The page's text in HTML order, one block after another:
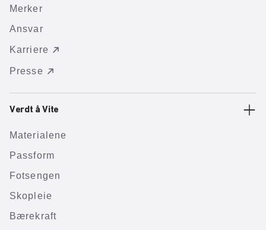
Merker
Ansvar
Karriere
Presse
Verdt å Vite
Materialene
Passform
Fotsengen
Skopleie
Bærekraft